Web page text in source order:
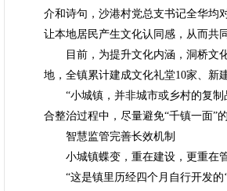
介和诗句，沙港村党总支书记全华均
让本地居民产生文化认同感，从而共
目前，为提升文化内涵，洞桥文化
地，全镇累计建成文化礼堂10家、新
“小城镇，并非城市或乡村的复制
合整治过程中，尽量避免“千镇一面”
智慧监管完善长效机制
小城镇蝶变，重在建设，更重在管
“这是镇里历经四个月自行开发的‘